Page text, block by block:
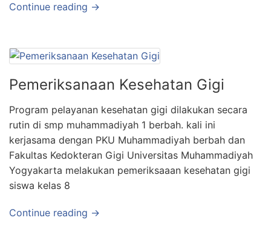
Continue reading →
Pemeriksanaan Kesehatan Gigi
Program pelayanan kesehatan gigi dilakukan secara
rutin di smp muhammadiyah 1 berbah. kali ini
kerjasama dengan PKU Muhammadiyah berbah dan
Fakultas Kedokteran Gigi Universitas Muhammadiyah
Yogyakarta melakukan pemeriksaaan kesehatan gigi
siswa kelas 8
Continue reading →